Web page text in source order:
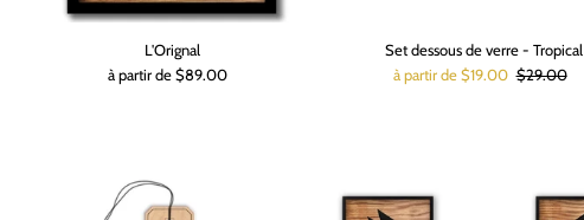
L'Orignal
à partir de $89.00
Set dessous de verre - Tropical
à partir de $19.00 $29.00